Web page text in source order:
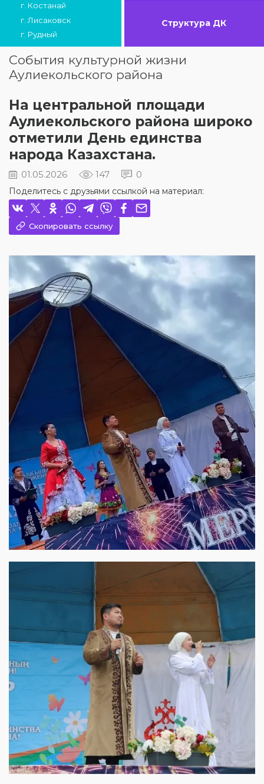
г. Костанай
г. Лисаковск
г. Рудный
Структура ДК
События культурной жизни
Аулиекольского района
На центральной площади
Аулиекольского района широко
отметили День единства
народа Казахстана.
01.05.2026 147 0
Поделитесь с друзьями ссылкой на материал:
Скопировать ссылку